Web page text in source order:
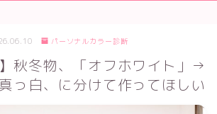
パーソナルカラー診断
】秋冬物、「オフホワイト」→
っ白、に分けて作ってほしい